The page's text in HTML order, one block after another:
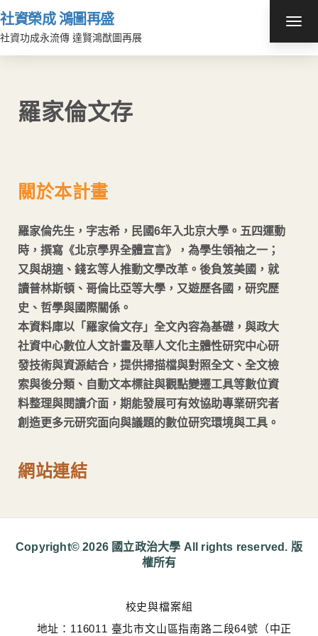
社資榮成 鴻圖再盛
社資功成永流傳 達賢鴻猷圖再展
羅家倫文存
關於本計畫
羅家倫先生，字志希，民國6年入北京大學。五四運動
時，撰寫《北京學界全體宣言》，為學生領袖之一；
又與胡適、錢玄等人推動文學改革。後負笈美國，就
讀普林斯頓、哥倫比亞等大學，又遊歷各國，研究歷
史、哲學與國際關係。
本資料庫以「羅家倫文存」全文內容為基礎，與政大
社資中心數位人文計畫及華人文化主體性研究中心研
發技術與資源結合，提供掃描檔與對照全文、全文檢
索與後分類、自動文本標註與觀點變遷工具等數位資
料整理與閱讀介面，期能發展可有效協助專業研究者
創造更多元研究面向與議題的數位研究環境與工具。
網站連結
Copyright© 2026 國立政治大學 All rights reserved. 版
權所有
校史與檔案組
地址：116011 臺北市文山區指南路二段64號（中正